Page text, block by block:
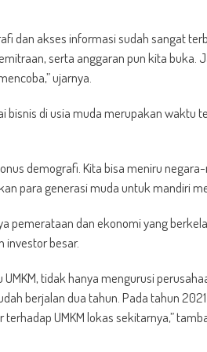
dan akses informasi sudah sangat
serta anggaran pun kita buka.
ujarnya.
bisnis di usia muda merupakan waktu
demografi. Kita bisa meniru
para generasi muda untuk mandiri
pemerataan dan ekonomi yang
investor besar.
tidak hanya mengurusi
berjalan dua tahun. Pada tahun
UMKM lokas sekitarnya,”